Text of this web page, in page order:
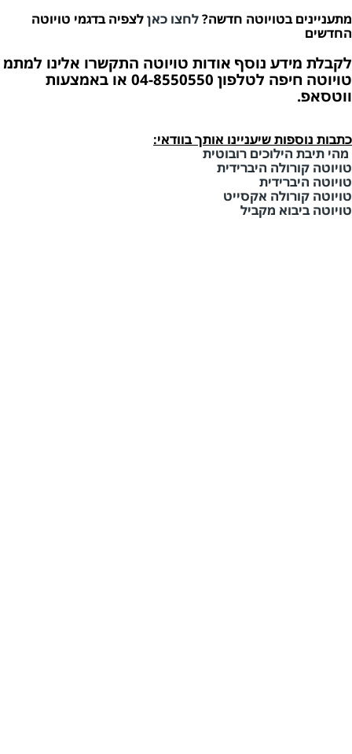
מתעניינים בטויוטה חדשה?לחצו כאןלצפיה בדגמי טויוטה
החדשים
לקבלת מידע נוסף אודות טויוטה התקשרו אלינו למתמ
טויוטה חיפה לטלפון 04-8550550 או באמצעות
ווטסאפ.
כתבות נוספות שיעניינו אותך בוודאי:
מהי תיבת הילוכים רובוטית
טויוטה קורולה היברידית
טויוטה היברידית
טויוטה קורולה אקסייט
טויוטה ביבוא מקביל